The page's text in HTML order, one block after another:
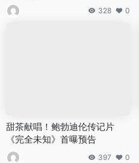
328 0
甜茶献唱！鲍勃迪伦传记片
《完全未知》首曝预告
397 0